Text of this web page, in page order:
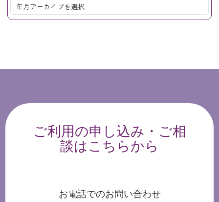
ご利用の申し込み・ご相
談はこちらから
お電話でのお問い合わせ